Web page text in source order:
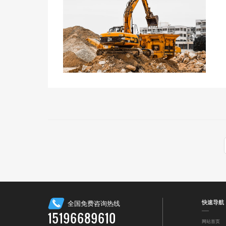
全国免费咨询热线
15196689610
快速导航
网站首页